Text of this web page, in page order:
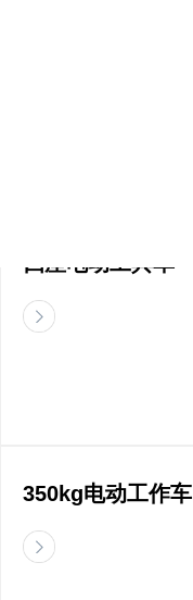
四座电动工具车
350kg电动工作车